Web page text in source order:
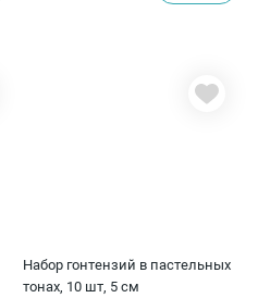
Набор гонтензий в пастельных
тонах, 10 шт, 5 см